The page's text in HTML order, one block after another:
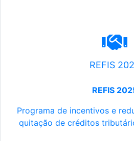
REFIS
REFIS
Programa de incentivos e
quitação de créditos